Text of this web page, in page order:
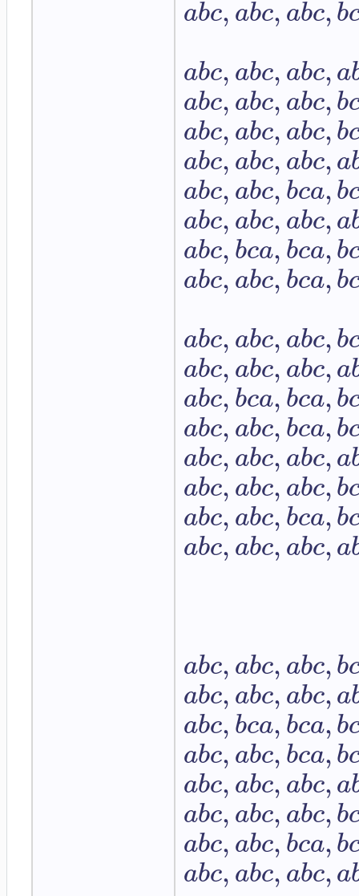
abc,abc,abc,b
abc,abc,abc,a
abc,abc,abc,b
abc,abc,abc,b
abc,abc,abc,a
abc,abc,bca,b
abc,abc,abc,a
abc,bca,bca,b
abc,abc,bca,b
abc,abc,abc,b
abc,abc,abc,a
abc,bca,bca,b
abc,abc,bca,b
abc,abc,abc,a
abc,abc,abc,b
abc,abc,bca,b
abc,abc,abc,a
abc,abc,abc,b
abc,abc,abc,a
abc,bca,bca,b
abc,abc,bca,b
abc,abc,abc,a
abc,abc,abc,b
abc,abc,bca,b
abc,abc,abc,a